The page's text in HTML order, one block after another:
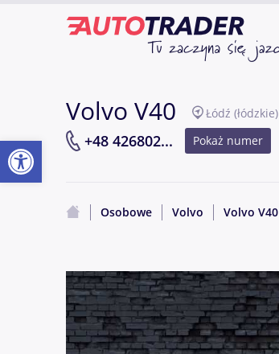
Volvo V40 Łódź (łódzkie)
+48 426802... Pokaż numer
Osobowe Volvo Volvo V40
Otwórz pasek narzędzi